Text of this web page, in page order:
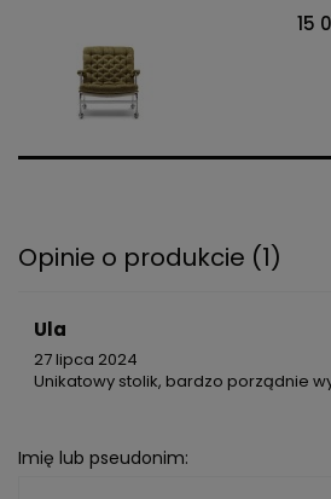
15
Opinie o produkcie (1)
Ula
27 lipca 2024
Unikatowy stolik, bardzo porządnie
Imię lub pseudonim: